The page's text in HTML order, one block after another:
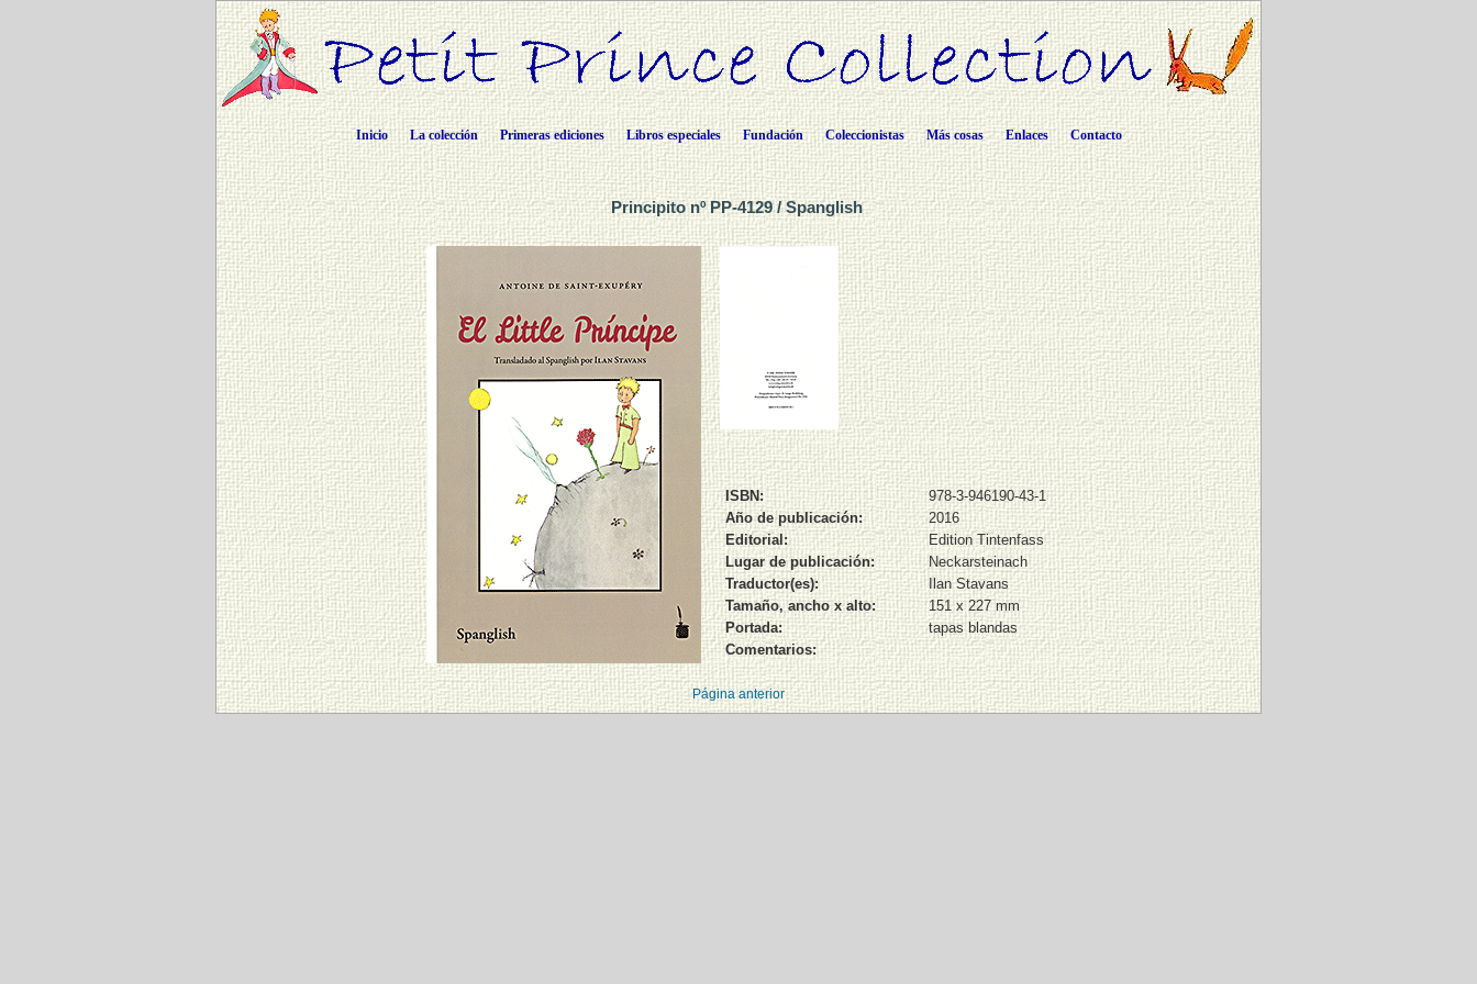
Inicio La colección Primeras ediciones Libros especiales Fundación Coleccionistas Más cosas Enlaces Contacto
Principito nº PP-4129 / Spanglish
ISBN:
978-3-946190-43-1
Año de publicación:
2016
Editorial:
Edition Tintenfass
Lugar de publicación:
Neckarsteinach
Traductor(es):
Ilan Stavans
Tamaño, ancho x alto:
151 x 227 mm
Portada:
tapas blandas
Comentarios:
Página anterior